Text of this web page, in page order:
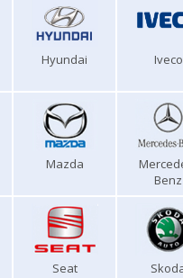
Hyundai Iveco
Mazda
Benz
Seat